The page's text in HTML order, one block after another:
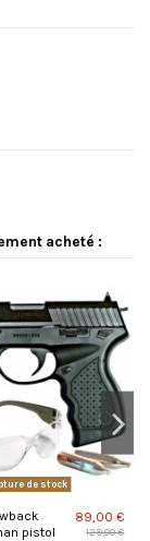
acheté :
de stock
pistol
89,00 €
129,00 €